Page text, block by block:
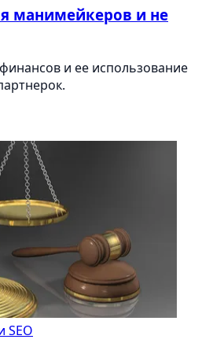
манимейкеров и не
и ее использование
SEO